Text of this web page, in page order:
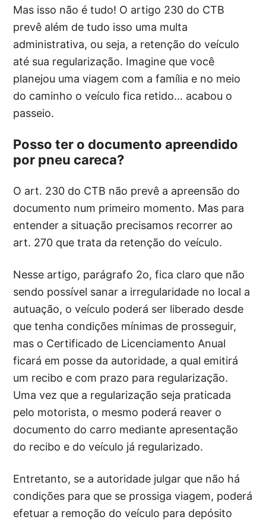
Mas isso não é tudo! O artigo 230 do CTB
prevê além de tudo isso uma multa
administrativa, ou seja, a retenção do veículo
até sua regularização. Imagine que você
planejou uma viagem com a família e no meio
do caminho o veículo fica retido… acabou o
passeio.
Posso ter o documento apreendido
por pneu careca?
O art. 230 do CTB não prevê a apreensão do
documento num primeiro momento. Mas para
entender a situação precisamos recorrer ao
art. 270 que trata da retenção do veículo.
Nesse artigo, parágrafo 2o, fica claro que não
sendo possível sanar a irregularidade no local a
autuação, o veículo poderá ser liberado desde
que tenha condições mínimas de prosseguir,
mas o Certificado de Licenciamento Anual
ficará em posse da autoridade, a qual emitirá
um recibo e com prazo para regularização.
Uma vez que a regularização seja praticada
pelo motorista, o mesmo poderá reaver o
documento do carro mediante apresentação
do recibo e do veículo já regularizado.
Entretanto, se a autoridade julgar que não há
condições para que se prossiga viagem, poderá
efetuar a remoção do veículo para depósito